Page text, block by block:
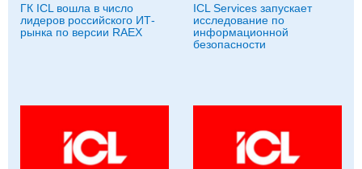
ГК ICL вошла в число
лидеров российского ИТ-
рынка по версии RAEX
ICL Services запускает
исследование по
информационной
безопасности